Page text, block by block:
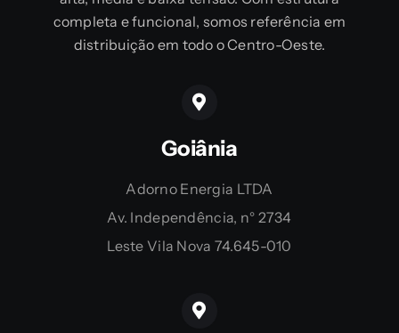
completa e funcional, somos referência em
distribuição em todo o Centro-Oeste.
Goiânia
Adorno Energia LTDA
Av. Independência, n° 2734
Leste Vila Nova 74.645-010